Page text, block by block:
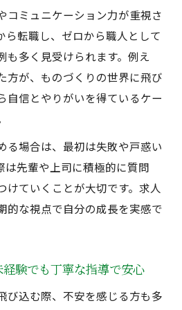
コミュニケーション力が重視さ
ら転職し、ゼロから職人として
も多く見受けられます。例え
方が、ものづくりの世界に飛び
自信とやりがいを得ているケー
る場合は、最初は失敗や戸惑い
は先輩や上司に積極的に質問
けていくことが大切です。求人
的な視点で自分の成長を実感で
験でも丁寧な指導で安心
び込む際、不安を感じる方も多